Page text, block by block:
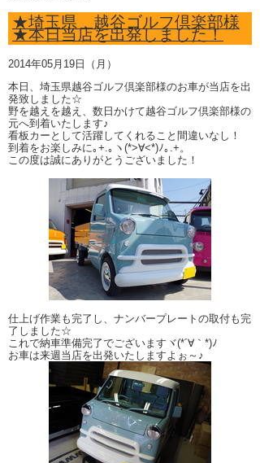
★埼玉県 越谷ゴルフ倶楽部様
★本日当店を出発しました！
2014年05月19日（月）
本日、埼玉県越谷ゴルフ倶楽部様のお車が当店を出
発致しました☆
野を越えを越え、数日かけて越谷ゴルフ倶楽部様の
元へ到着いたします♪
看板カーとして活躍してくれること間違いなし！
到着をお楽しみに｡+.｡ヽ(*>∀<*)ﾉ｡.+。
この度は誠にありがとうございました！
仕上げ作業も完了し、ナンバープレートの取付も完
了しました☆
これで納車準備完了でございますヾ(*´∀｀*)ﾉ
お車は来週当店を出発いたしますよぉ～♪